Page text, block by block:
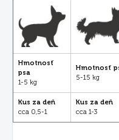
Hmotnosť
psa
1-5 kg
Hmotnosť
5-15 kg
Kus za deň
cca 0,5-1
Kus za deň
cca 1-3